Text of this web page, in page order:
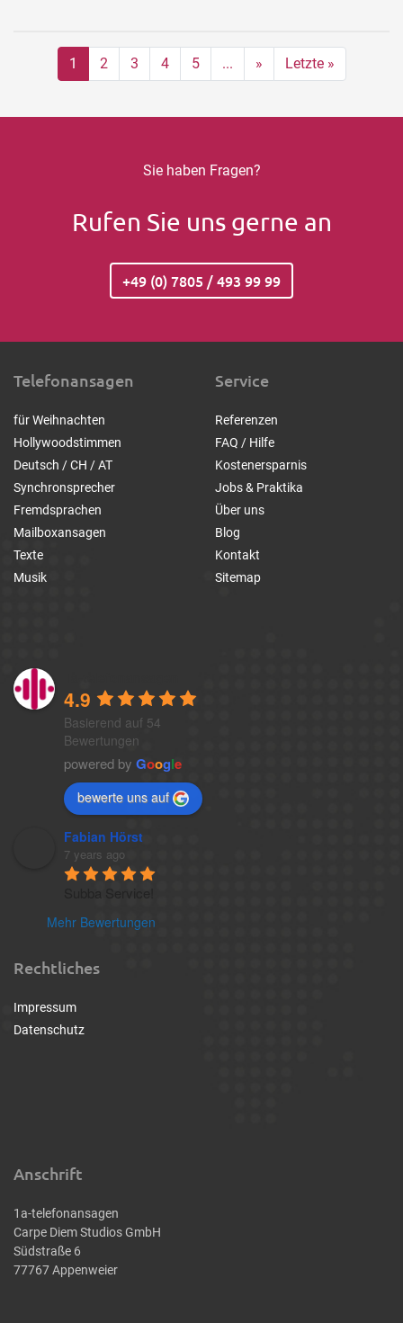
1 2 3 4 5 ... » Letzte »
Sie haben Fragen?
Rufen Sie uns gerne an
+49 (0) 7805 / 493 99 99
Telefonansagen
für Weihnachten
Hollywoodstimmen
Deutsch / CH / AT
Synchronsprecher
Fremdsprachen
Mailboxansagen
Texte
Musik
4.9
Basierend auf 54
Bewertungen
powered by Google
bewerte uns auf
Fabian Hörst
7 years ago
Mehr Bewertungen
Service
Referenzen
FAQ / Hilfe
Kostenersparnis
Jobs & Praktika
Über uns
Blog
Kontakt
Sitemap
Rechtliches
Impressum
Datenschutz
Anschrift
1a-telefonansagen
Carpe Diem Studios GmbH
Südstraße 6
77767 Appenweier